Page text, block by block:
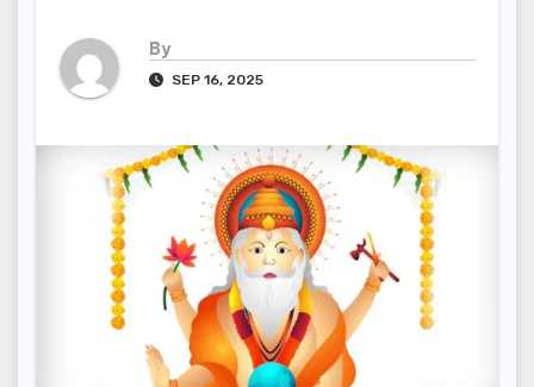
By
SEP 16, 2025